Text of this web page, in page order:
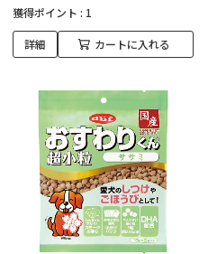
獲得ポイント : 1
詳細 カートに入れる